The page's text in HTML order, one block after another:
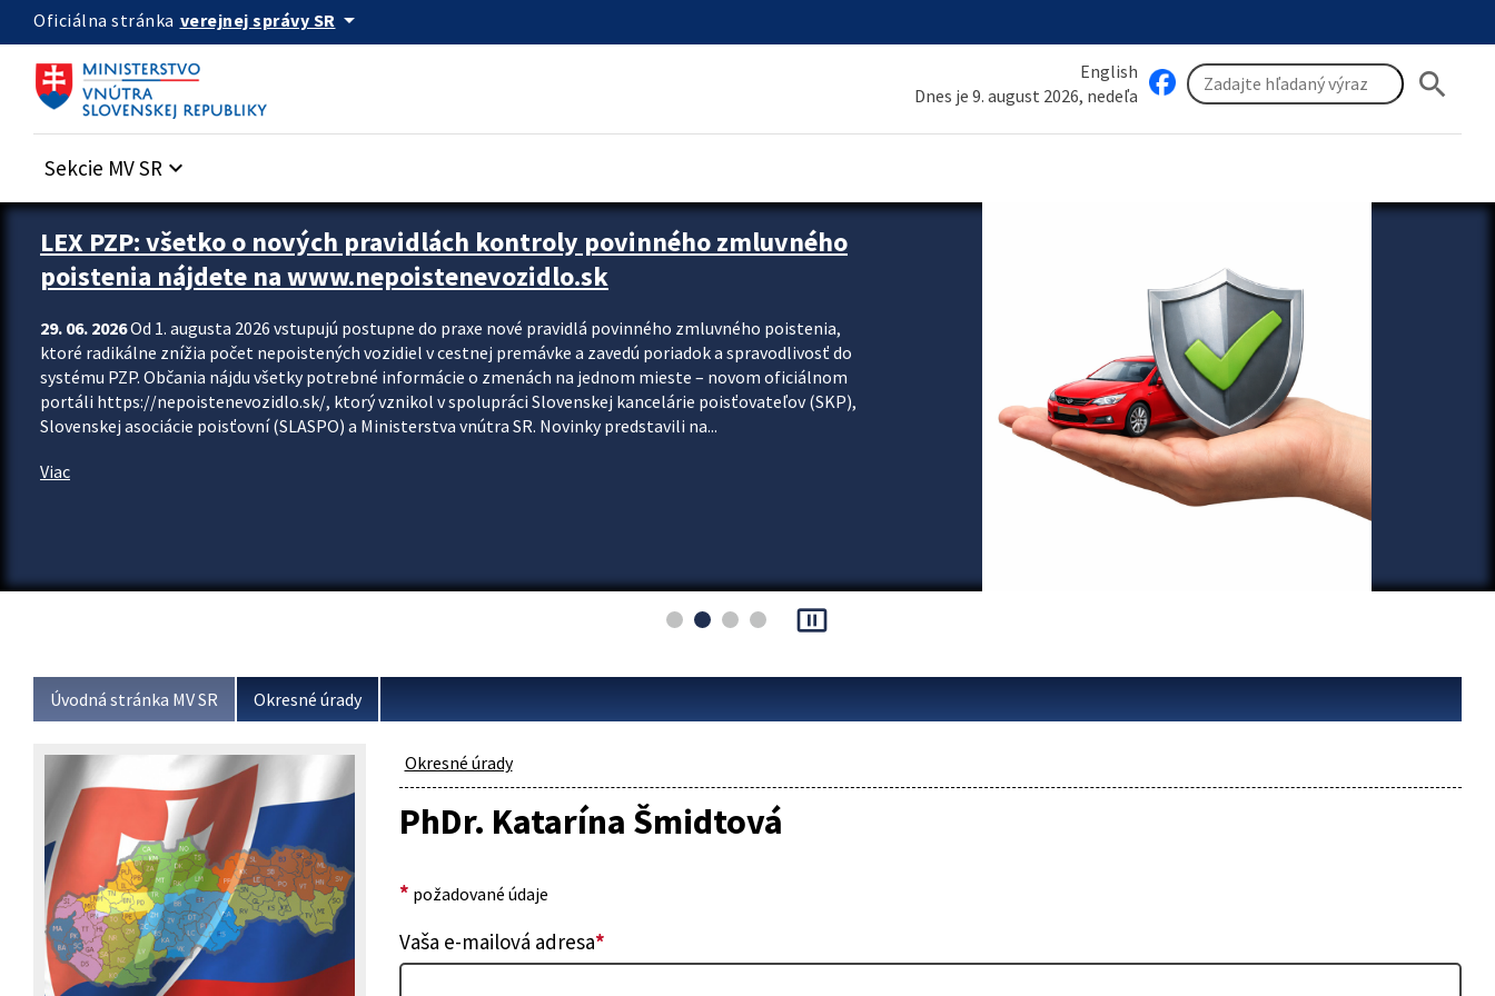
Preskocit na hlavný obsah
Oficiálna stránka verejnej správy SR arrow_drop_down
English
Dnes je 9. august 2026, nedeľa
search
Sekcie MV SR keyboard_arrow_down
Zastavit automatický posun upútavok
LEX PZP: všetko o nových pravidlách kontroly povinného zmluvného
poistenia nájdete na www.nepoistenevozidlo.sk
29. 06. 2026Od 1. augusta 2026 vstupujú postupne do praxe nové pravidlá povinného zmluvného poistenia,
ktoré radikálne znížia počet nepoistených vozidiel v cestnej premávke a zavedú poriadok a spravodlivosť do
systému PZP. Občania nájdu všetky potrebné informácie o zmenách na jednom mieste – novom oficiálnom
portáli https://nepoistenevozidlo.sk/, ktorý vznikol v spolupráci Slovenskej kancelárie poisťovateľov (SKP),
Slovenskej asociácie poisťovní (SLASPO) a Ministerstva vnútra SR. Novinky predstavili na...
Viac
pause_presentation
Úvodná stránka MV SR Okresné úrady
Okresné úrady
PhDr. Katarína Šmidtová
* požadované údaje
Vaša e-mailová adresa*